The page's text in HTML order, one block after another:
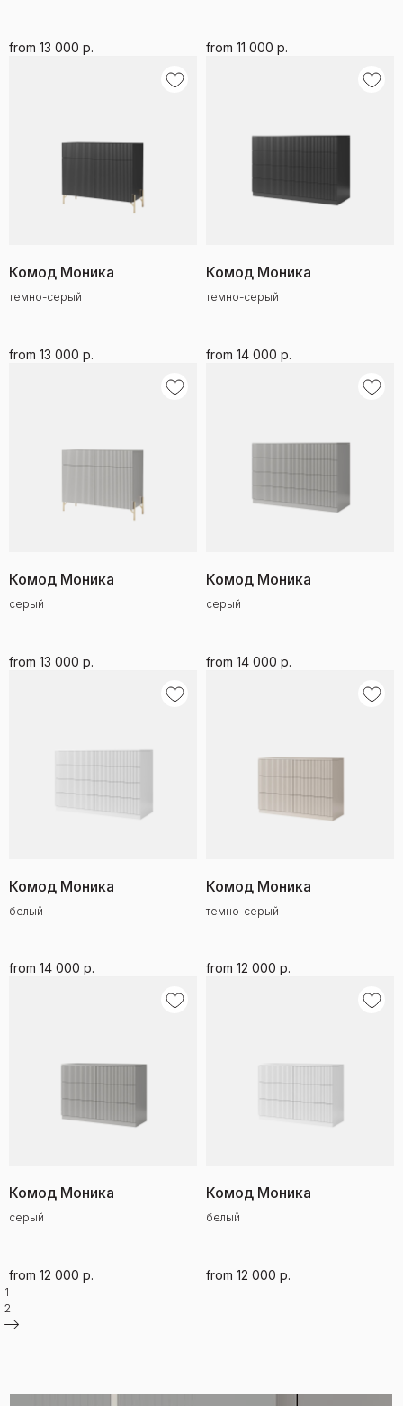
from 13 000 р. from 11 000 р.
Комод Моника
темно-серый
from 13 000 р.
Комод Моника
темно-серый
from 14 000 р.
Комод Моника
серый
from 13 000 р.
Комод Моника
серый
from 14 000 р.
Комод Моника
белый
from 14 000 р.
Комод Моника
темно-серый
from 12 000 р.
Комод Моника
серый
from 12 000 р.
Комод Моника
белый
from 12 000 р.
1
2